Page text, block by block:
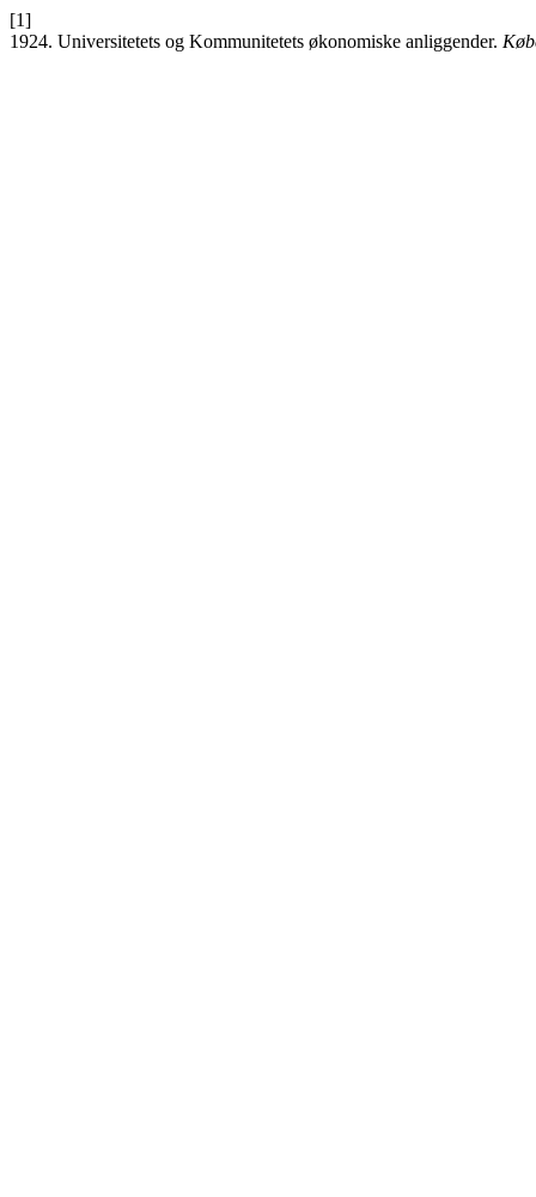
[1]
1924. Universitetets og Kommunitetets økonomiske anliggender.